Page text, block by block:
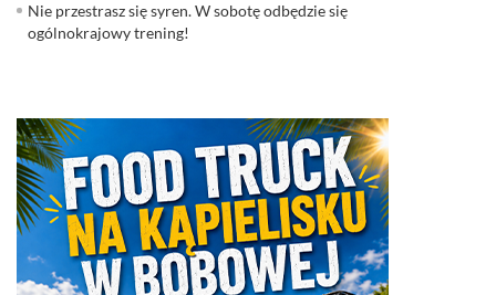
Nie przestrasz się syren. W sobotę odbędzie się
ogólnokrajowy trening!